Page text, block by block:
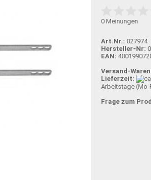
0 Meinungen
Art.Nr.: 027974
Hersteller-Nr:
EAN:
Versand-
Lieferzeit:
Arbeitstage (Mo-
Frage zum